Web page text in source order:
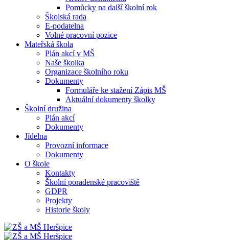
Pomůcky na další školní rok
Školská rada
E-podatelna
Volné pracovní pozice
Mateřská škola
Plán akcí v MŠ
Naše školka
Organizace školního roku
Dokumenty
Formuláře ke stažení Zápis MŠ
Aktuální dokumenty školky
Školní družina
Plán akcí
Dokumenty
Jídelna
Provozní informace
Dokumenty
O škole
Kontakty
Školní poradenské pracoviště
GDPR
Projekty
Historie školy